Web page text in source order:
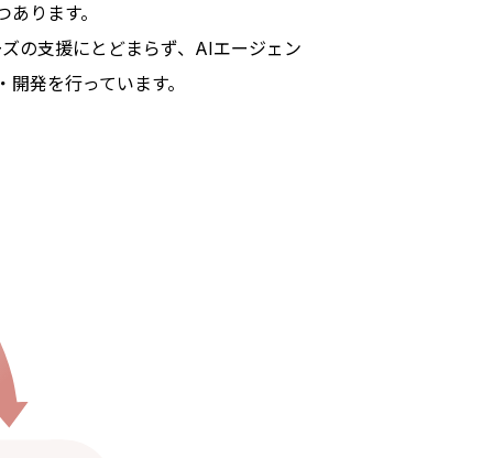
ります。
の支援にとどまらず、AIエージェン
発を行っています。